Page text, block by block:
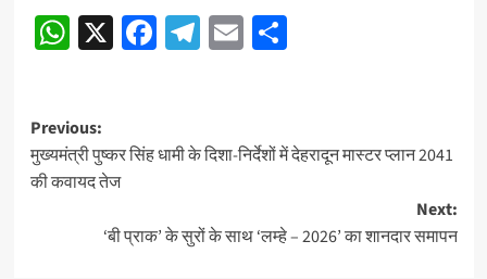
navigation
WhatsApp
X Facebook
Telegram
EmailShare
Post
navigation
Previous:
मुख्यमंत्री पुष्कर सिंह धामी के दिशा-निर्देशों में देहरादून मास्टर प्लान 2041
की कवायद तेज
Next:
‘बी प्राक’ के सुरों के साथ ‘लम्हे – 2026’ का शानदार समापन